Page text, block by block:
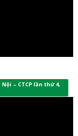
– CTCP lần thứ 4,